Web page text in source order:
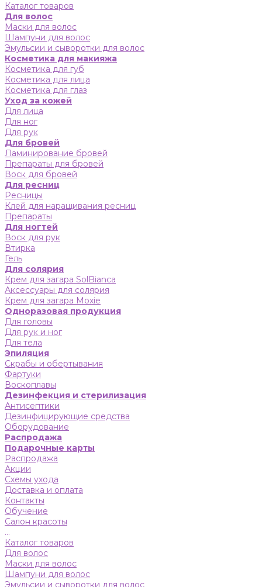
Каталог товаров
Для волос
Маски для волос
Шампуни для волос
Эмульсии и сыворотки для волос
Косметика для макияжа
Косметика для губ
Косметика для лица
Косметика для глаз
Уход за кожей
Для лица
Для ног
Для рук
Для бровей
Ламинирование бровей
Препараты для бровей
Воск для бровей
Для ресниц
Ресницы
Клей для наращивания ресниц
Препараты
Для ногтей
Воск для рук
Втирка
Гель
Для солярия
Крем для загара SolBianca
Аксессуары для солярия
Крем для загара Moxie
Одноразовая продукция
Для головы
Для рук и ног
Для тела
Эпиляция
Скрабы и обертывания
Фартуки
Воскоплавы
Дезинфекция и стерилизация
Антисептики
Дезинфицирующие средства
Оборудование
Распродажа
Подарочные карты
Распродажа
Акции
Схемы ухода
Доставка и оплата
Контакты
Обучение
Салон красоты
...
Каталог товаров
Для волос
Маски для волос
Шампуни для волос
Эмульсии и сыворотки для волос